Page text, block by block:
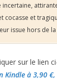
incertaine,
cocasse et
issue hors de la
sur le lien
Kindle à 3,90 €,